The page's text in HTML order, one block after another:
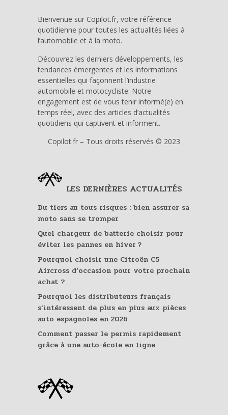
Bienvenue sur Copilot.fr, votre référence
quotidienne pour toutes les actualités liées à
l’automobile et à la moto.
Découvrez les derniers développements, les
tendances émergentes et les informations
essentielles qui façonnent l’industrie
automobile et motocycliste. Notre
engagement est de vous tenir informé(e) en
temps réel, avec des articles d’actualités
quotidiens qui captivent et informent.
Copilot.fr – Tous droits réservés © 2023
LES DERNIÈRES ACTUALITÉS
Du tiers au tous risques : bien assurer sa
moto sans se tromper
Quel chargeur de batterie choisir pour
éviter les pannes en hiver ?
Pourquoi choisir une Citroën C5
Aircross d’occasion pour votre prochain
achat ?
Pourquoi les distributeurs français
s’intéressent de plus en plus aux pièces
auto espagnoles en 2026
Comment passer le permis rapidement
grâce à une auto-école en ligne